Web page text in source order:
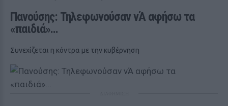
Πανούσης: Τηλεφωνούσαν νΆ αφήσω τα
«παιδιά»...
Συνεχίζεται η κόντρα με την κυβέρνηση